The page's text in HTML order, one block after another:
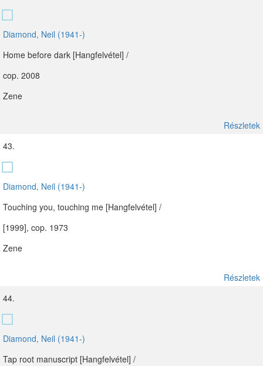
Diamond, Neil (1941-)
Home before dark [Hangfelvétel] /
cop. 2008
Zene
Részletek
43.
Diamond, Neil (1941-)
Touching you, touching me [Hangfelvétel] /
[1999], cop. 1973
Zene
Részletek
44.
Diamond, Neil (1941-)
Tap root manuscript [Hangfelvétel] /